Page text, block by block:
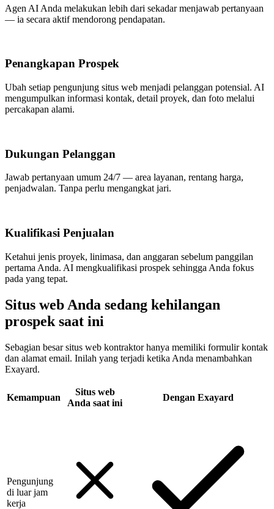
Agen AI Anda melakukan lebih dari sekadar menjawab pertanyaan
— ia secara aktif mendorong pendapatan.
Penangkapan Prospek
Ubah setiap pengunjung situs web menjadi pelanggan potensial. AI
mengumpulkan informasi kontak, detail proyek, dan foto melalui
percakapan alami.
Dukungan Pelanggan
Jawab pertanyaan umum 24/7 — area layanan, rentang harga,
penjadwalan. Tanpa perlu mengangkat jari.
Kualifikasi Penjualan
Ketahui jenis proyek, linimasa, dan anggaran sebelum panggilan
pertama Anda. AI mengkualifikasi prospek sehingga Anda fokus
pada yang tepat.
Situs web Anda sedang kehilangan
prospek saat ini
Sebagian besar situs web kontraktor hanya memiliki formulir kontak
dan alamat email. Inilah yang terjadi ketika Anda menambahkan
Exayard.
Kemampuan
Situs web
Anda saat ini
Dengan Exayard
Pengunjung
di luar jam
kerja